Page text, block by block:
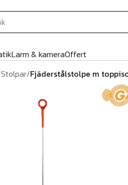
Larm & kameraOffert
Stolpar/Fjäderstålstolpe m